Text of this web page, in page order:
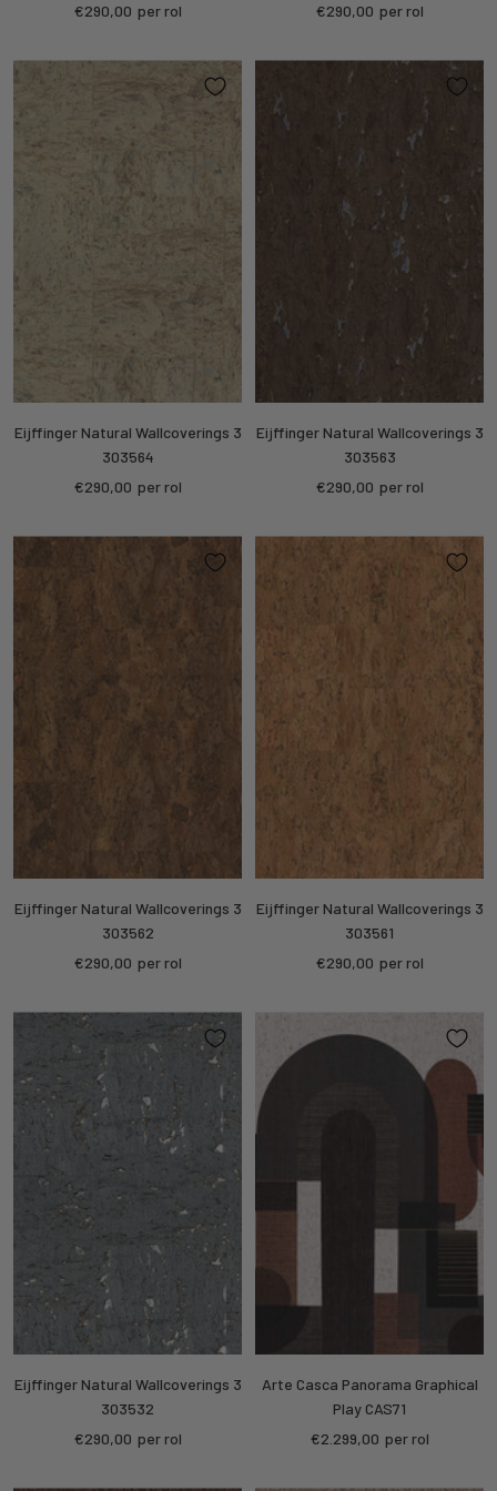
Sale
€290,00 per rol
Sale
€290,00 per rol
Eijffinger Natural Wallcoverings 3
303564
Sale
€290,00 per rol
Eijffinger Natural Wallcoverings 3
303563
Sale
€290,00 per rol
Eijffinger Natural Wallcoverings 3
303562
Sale
€290,00 per rol
Eijffinger Natural Wallcoverings 3
303561
Sale
€290,00 per rol
Eijffinger Natural Wallcoverings 3
303532
Sale
€290,00 per rol
Arte Casca Panorama Graphical
Play CAS71
Sale
€2.299,00 per rol